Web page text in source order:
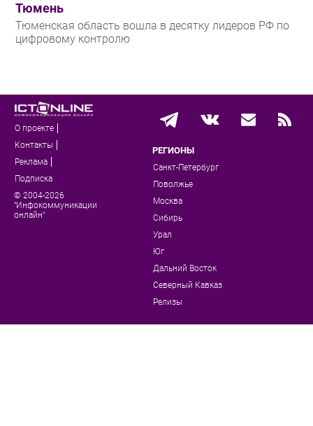
Тюмень
Тюменская область вошла в десятку лидеров РФ по
цифровому контролю
О проекте
Контакты
Реклама
Подписка
© 2004-2026
"Инфокоммуникации
онлайн"
РЕГИОНЫ
Санкт-Петербург
Поволжье
Москва
Сибирь
Урал
Юг
Дальний Восток
Северный Кавказ
Релизы